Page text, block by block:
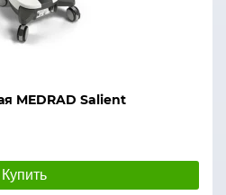
MEDRAD Salient
Купить